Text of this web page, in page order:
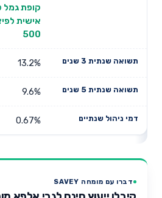
קופת גמל
500
13.2%
9.6%
0.67%
דברו עם מומחה SAVEY